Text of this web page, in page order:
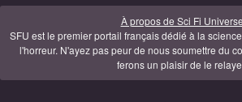
À propos de Sci Fi Universe
SFU est le premier portail français dédié à la
l'horreur. N'ayez pas peur de nous soumettre du
ferons un plaisir de le